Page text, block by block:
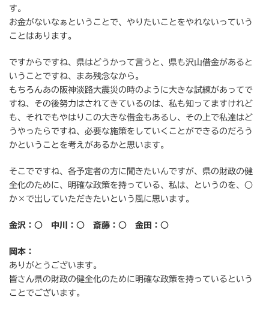
す。
お金がないなぁということで、やりたいことをやれないっていう
ことはあります。
ですからですね、県はどうかって言うと、県も沢山借金があると
いうことですね、まあ残念なから。
もちろんあの阪神淡路大震災の時のように大きな試練があってで
すね、その後努力はされてきているのは、私も知ってますけれど
も、それでもやはりこの大きな借金もあるし、その上で私達はど
うやったらですね、必要な施策をしていくことができるのだろう
かということを考えがあるかと思います。
そこでですね、各予定者の方に聞きたいんですが、県の財政の健
全化のために、明確な政策を持っている、私は、というのを、○
か×で出していただきたいという風に思います。
金沢：○ 中川：○ 斎藤：○ 金田：○
岡本：
ありがとうございます。
皆さん県の財政の健全化のために明確な政策を持っているという
ことでございます。